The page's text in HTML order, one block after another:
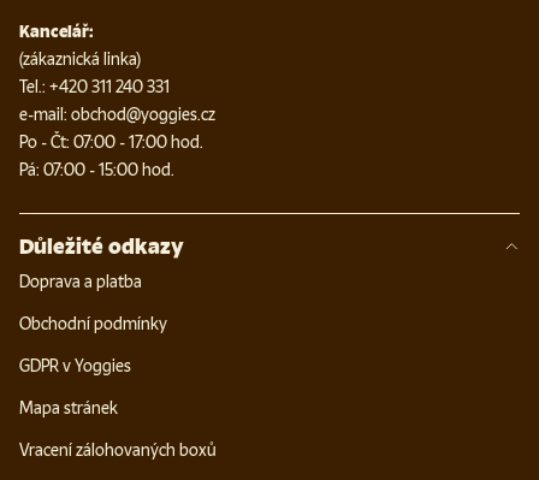
Kancelář:
(zákaznická linka)
Tel.: +420 311 240 331
e-mail: obchod@yoggies.cz
Po - Čt: 07:00 - 17:00 hod.
Pá: 07:00 - 15:00 hod.
Důležité odkazy
Doprava a platba
Obchodní podmínky
GDPR v Yoggies
Mapa stránek
Vracení zálohovaných boxů